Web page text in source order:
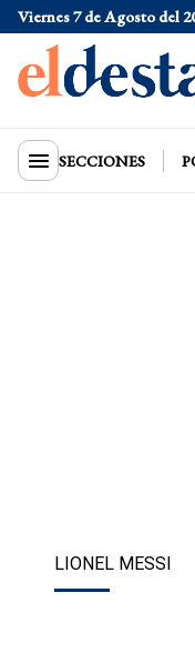
Viernes 7 de Agosto del
Dólar Oficial
SECCIONES
LIONEL MESSI